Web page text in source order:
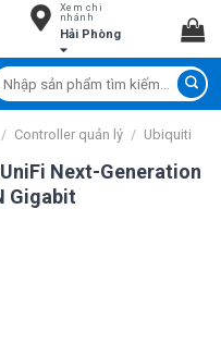
Xem chi
nhánh
Hải Phòng
/ Controller quản lý / Ubiquiti
Next-Generation
Gigabit